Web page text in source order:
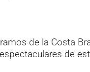
de la Costa
de